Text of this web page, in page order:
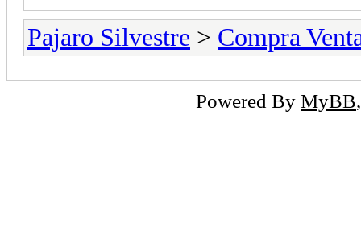
Pajaro Silvestre > Compra
Powered By MyBB